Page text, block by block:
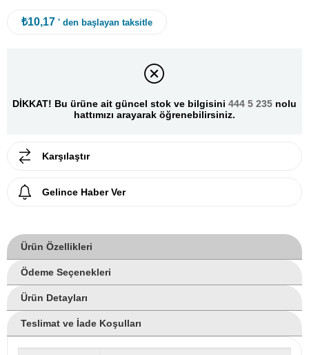
₺10,17 ' den başlayan taksitle
DİKKAT! Bu ürüne ait güncel stok ve bilgisini 444 5 235 nolu
hattımızı arayarak öğrenebilirsiniz.
Karşılaştır
Gelince Haber Ver
Ürün Özellikleri
Ödeme Seçenekleri
Ürün Detayları
Teslimat ve İade Koşulları